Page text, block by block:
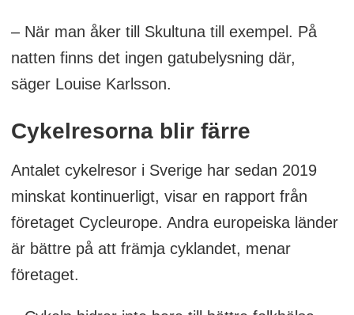
– När man åker till Skultuna till exempel. På
natten finns det ingen gatubelysning där,
säger Louise Karlsson.
Cykelresorna blir färre
Antalet cykelresor i Sverige har sedan 2019
minskat kontinuerligt, visar en rapport från
företaget Cycleurope. Andra europeiska länder
är bättre på att främja cyklandet, menar
företaget.